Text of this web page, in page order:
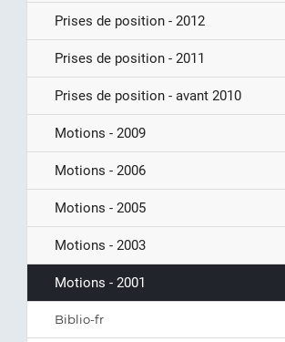
Prises de position - 2012
Prises de position - 2011
Prises de position - avant 2010
Motions - 2009
Motions - 2006
Motions - 2005
Motions - 2003
Motions - 2001
Biblio-fr